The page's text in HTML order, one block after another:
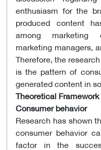
enthusiasm for the
produced content
among marketing
marketing managers,
Therefore, the
is the pattern of
generated content in
Theoretical Framework
Consumer behavior
Research has shown
consumer behavior
factor in the